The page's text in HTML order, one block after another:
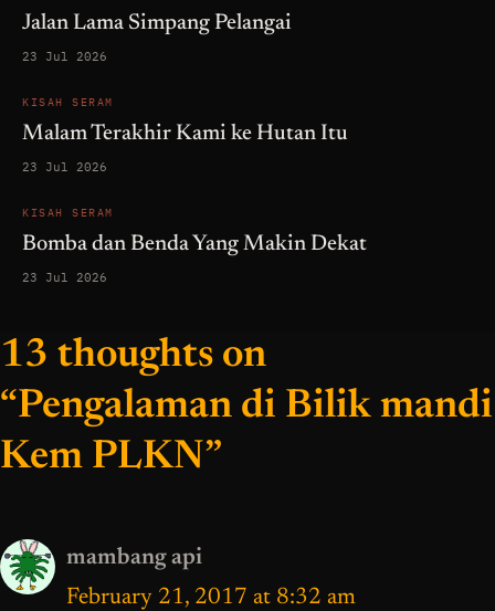
Jalan Lama Simpang Pelangai
23 Jul 2026
KISAH SERAM
Malam Terakhir Kami ke Hutan Itu
23 Jul 2026
KISAH SERAM
Bomba dan Benda Yang Makin Dekat
23 Jul 2026
13 thoughts on
“Pengalaman di Bilik mandi
Kem PLKN”
mambang api
February 21, 2017 at 8:32 am